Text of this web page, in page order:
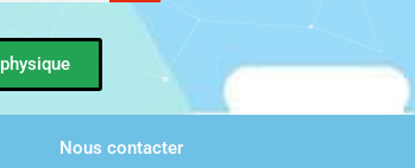
Nous contacter